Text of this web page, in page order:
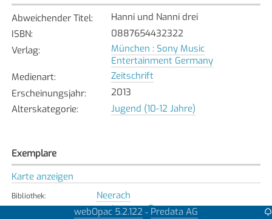
Abweichender Titel:
Hanni und Nanni drei
ISBN:
0887654432322
Verlag:
München : Sony Music
Entertainment Germany
Medienart:
Zeitschrift
Erscheinungsjahr:
2013
Alterskategorie: Jugend (10-12 Jahre)
Exemplare
Karte anzeigen
Bibliothek: Neerach
Verfügbar
webOpac 5.2.122 - Predata AG